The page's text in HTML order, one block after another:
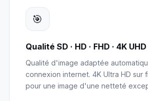
🎯
Qualité SD · HD · FHD · 4K UHD
Qualité d'image adaptée
connexion internet. 4K Ultra HD sur
pour une image d'une netteté